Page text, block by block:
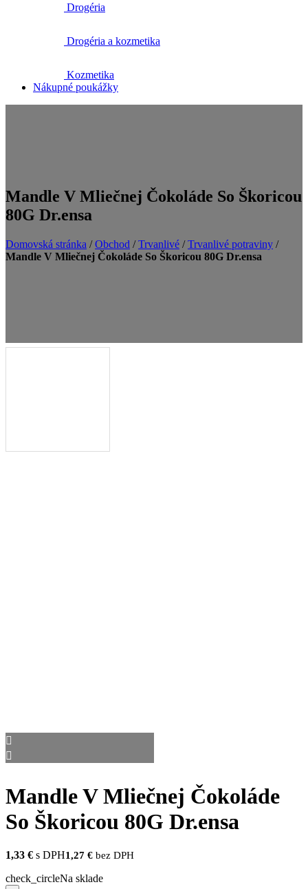
Drogéria
Drogéria a kozmetika
Kozmetika
Nákupné poukážky
Mandle V Mliečnej Čokoláde So Škoricou
80G Dr.ensa
Domovská stránka /Obchod /Trvanlivé /Trvanlivé potraviny /
Mandle V Mliečnej Čokoláde So Škoricou 80G Dr.ensa
Mandle V Mliečnej Čokoláde
So Škoricou 80G Dr.ensa
1,33 € s DPH1,27 € bez DPH
check_circleNa sklade